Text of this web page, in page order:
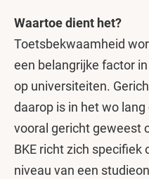
Waartoe dient het?
Toetsbekwaamheid
een belangrijke factor
op universiteiten.
daarop is in het wo
vooral gericht geweest
BKE richt zich
niveau van een